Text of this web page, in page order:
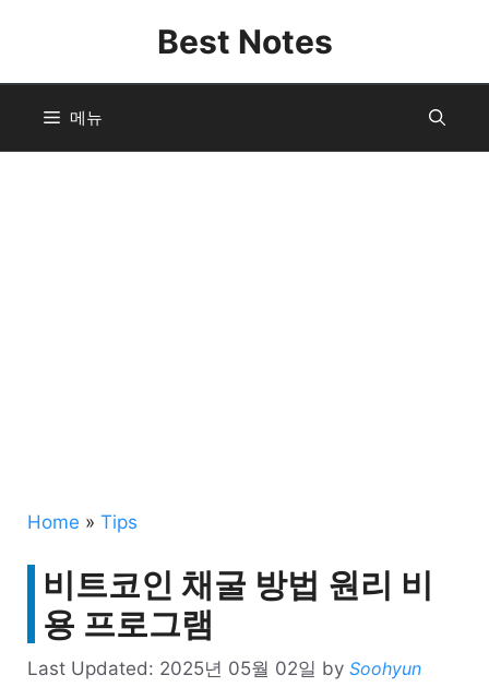
너
Best Notes
메뉴
Home » Tips
비트코인 채굴 방법 원리 비
용 프로그램
Last Updated: 2025년 05월 02일 by Soohyun